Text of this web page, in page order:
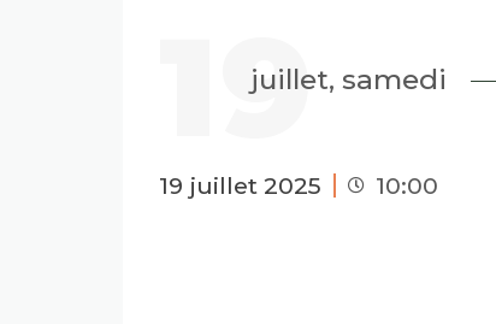
19
juillet, samedi
19 juillet 2025 10:00